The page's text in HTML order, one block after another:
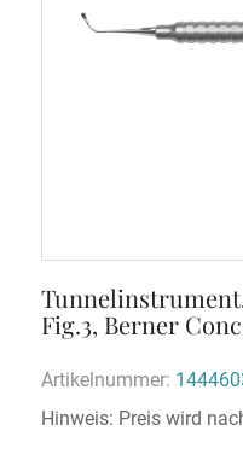
Fig.3, Berner
Artikelnummer:
Hinweis: Preis wird